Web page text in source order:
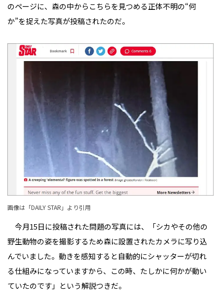
のページに、森の中からこちらを見つめる正体不明の“何
か”を捉えた写真が投稿されたのだ。
画像は「DAILY STAR 」より引用
今月15日に投稿された問題の写真には、「シカやその他の
野生動物の姿を撮影するため森に設置されたカメラに写り込
んでいました。動きを感知すると自動的にシャッターが切れ
る仕組みになっていますから、この時、たしかに何かが動い
ていたのです」という解説つきだ。